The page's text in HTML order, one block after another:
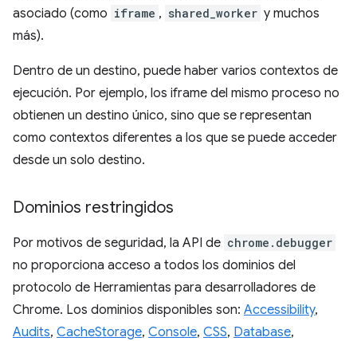
asociado (como iframe , shared_worker y muchos
más).
Dentro de un destino, puede haber varios contextos de
ejecución. Por ejemplo, los iframe del mismo proceso no
obtienen un destino único, sino que se representan
como contextos diferentes a los que se puede acceder
desde un solo destino.
Dominios restringidos
Por motivos de seguridad, la API de chrome.debugger
no proporciona acceso a todos los dominios del
protocolo de Herramientas para desarrolladores de
Chrome. Los dominios disponibles son: Accessibility,
Audits, CacheStorage, Console, CSS, Database,